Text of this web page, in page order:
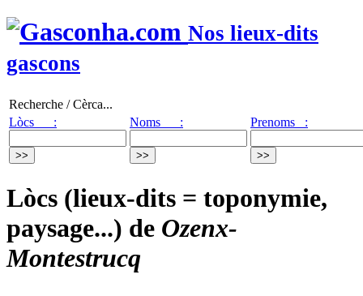
Nos lieux-dits
gascons
Recherche / Cèrca...
Lòcs :
Noms : Prenoms :
Lòcs (lieux-dits = toponymie,
paysage...) de Ozenx-
Montestrucq